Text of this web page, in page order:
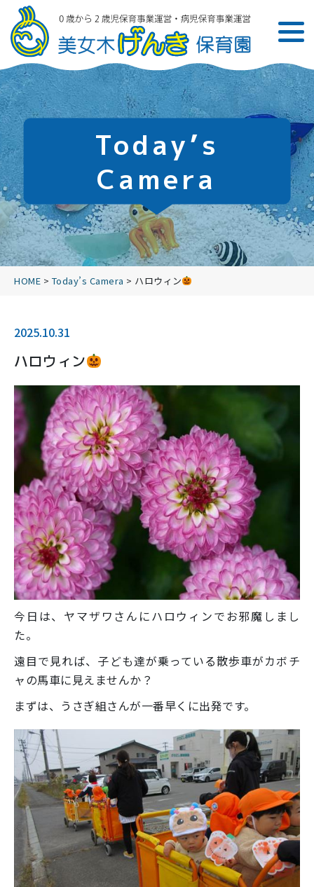
Today’s
Camera
HOME > Today’s Camera > ハロウィン
2025.10.31
ハロウィン
今日は、ヤマザワさんにハロウィンでお邪魔しまし
た。
遠目で見れば、子ども達が乗っている散歩車がカボチ
ャの馬車に見えませんか？
まずは、うさぎ組さんが一番早くに出発です。